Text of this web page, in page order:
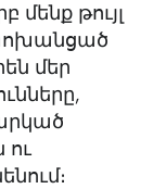
մենք թույլ
մեր
ու